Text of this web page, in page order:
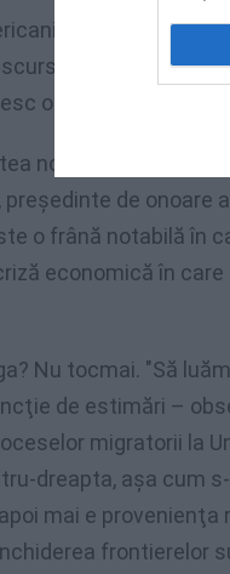
şi africanii din
nu este valabil
o realitate fără
noastră interesul
preşedinte de onoare
o frână notabilă în
economică în
Nu tocmai. "Să
de estimări –
migratorii la
dreapta, aşa cum
mai e provenienţa
frontierelor